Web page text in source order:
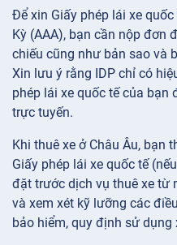
Để xin Giấy phép lái xe
Kỳ (AAA), bạn cần nộp đơn
chiếu cũng như bản sao và
Xin lưu ý rằng IDP chỉ có
phép lái xe quốc tế của bạn
trực tuyến.
Khi thuê xe ở Châu Âu, bạn
Giấy phép lái xe quốc tế
đặt trước dịch vụ thuê xe từ
và xem xét kỹ lưỡng các
bảo hiểm, quy định sử dụng